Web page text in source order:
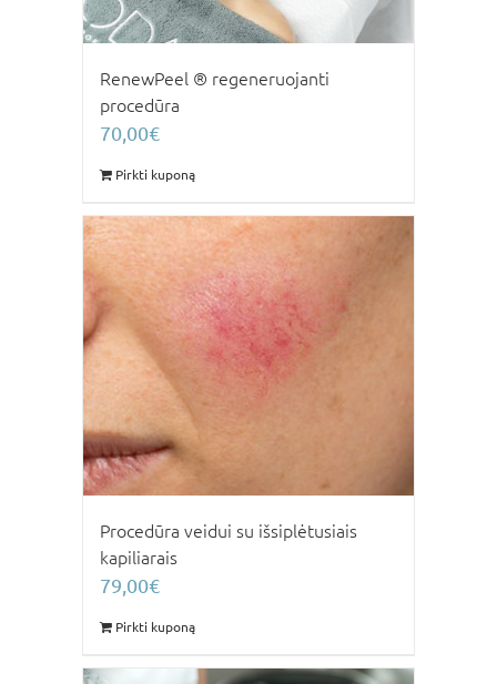
RenewPeel ® regeneruojanti
procedūra
70,00€
Pirkti kuponą
Procedūra veidui su išsiplėtusiais
kapiliarais
79,00€
Pirkti kuponą